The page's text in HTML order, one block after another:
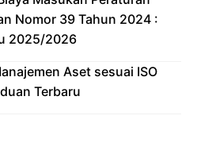
Nomor 39 Tahun 2024 :
2025/2026
Aset sesuai ISO
Terbaru